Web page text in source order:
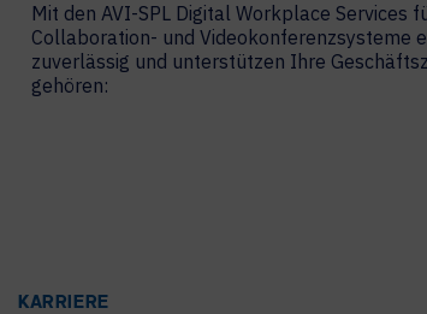
Mit den AVI-SPL Digital Workplace Services
Collaboration- und Videokonferenzsysteme
zuverlässig und unterstützen Ihre
gehören:
KARRIERE